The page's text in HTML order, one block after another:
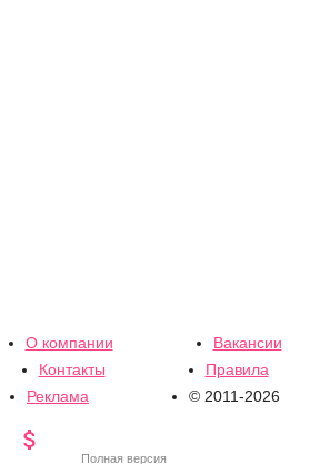
О компании
Вакансии
Контакты
Правила
Реклама
© 2011-2026

Полная версия